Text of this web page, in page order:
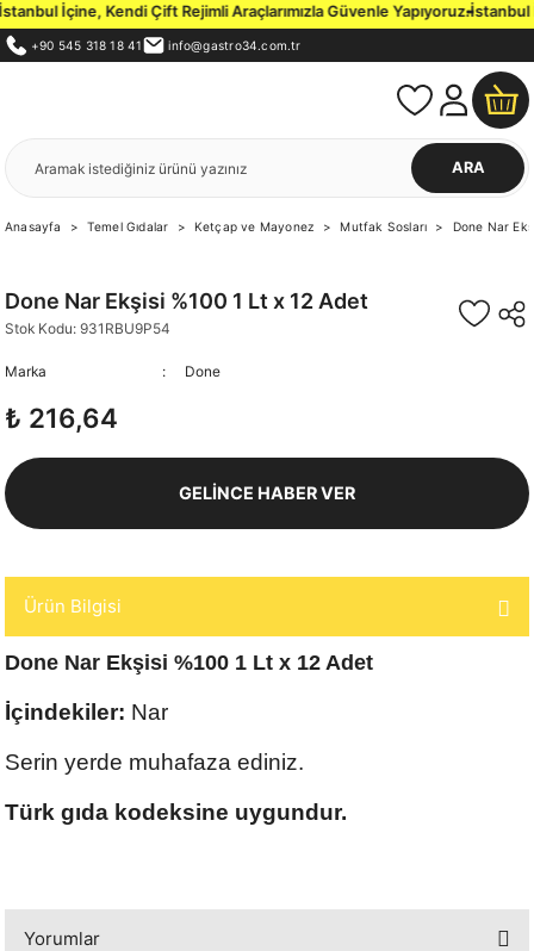
İçine, Kendi Çift Rejimli Araçlarımızla Güvenle Yapıyoruz.İstanbul
+90 545 318 18 41 info@gastro34.com.tr
ARA
Anasayfa Temel Gıdalar Ketçap ve Mayonez Mutfak Sosları Done Nar
Done Nar Ekşisi %100 1 Lt x 12 Adet
Stok Kodu: 931RBU9P54
Marka Done
₺ 216,64
GELİNCE HABER VER
Ürün Bilgisi
Done Nar Ekşisi %100 1 Lt x 12 Adet
İçindekiler: Nar
Serin yerde muhafaza ediniz.
Türk gıda kodeksine uygundur.
Yorumlar